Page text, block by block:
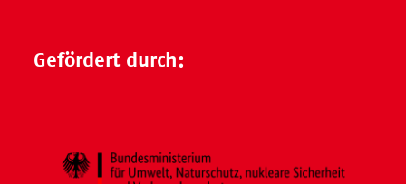
Gefördert durch: